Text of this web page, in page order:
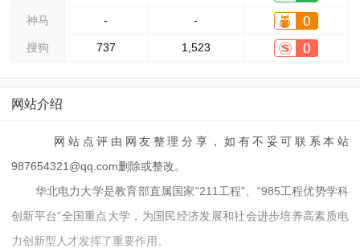
神马 - -
搜狗 737 1,523
网站介绍
网站点评由网友整理分享，如有不妥可联系本站
987654321@qq.com删除或整改。
华北电力大学是教育部直属国家“211工程”、“985工程优势学科
创新平台”全国重点大学，为国民经济发展和社会进步培养高素质电
力创新型人才发挥了重要作用。